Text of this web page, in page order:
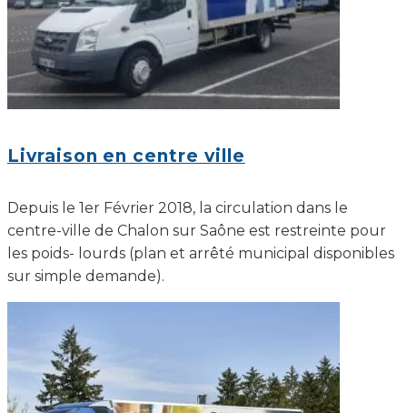
Livraison en centre ville
Depuis le 1er Février 2018, la circulation dans le
centre-ville de Chalon sur Saône est restreinte pour
les poids- lourds (plan et arrêté municipal disponibles
sur simple demande).